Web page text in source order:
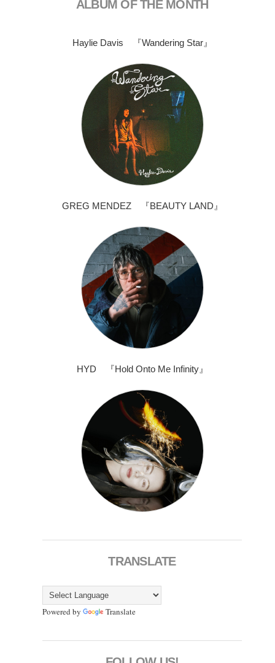
ALBUM OF THE MONTH
Haylie Davis 『Wandering Star』
GREG MENDEZ 『BEAUTY LAND』
HYD 『Hold Onto Me Infinity』
TRANSLATE
Powered by Translate